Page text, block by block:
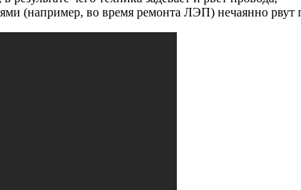
(например, во время ремонта ЛЭП) нечаянно рвут